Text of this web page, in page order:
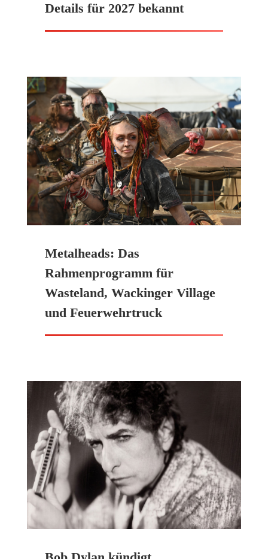
Details für 2027 bekannt
Metalheads: Das
Rahmenprogramm für
Wasteland, Wackinger Village
und Feuerwehrtruck